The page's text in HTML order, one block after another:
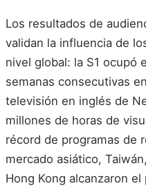
Los resultados de
validan la influencia de
nivel global: la S1 ocupó
semanas consecutivas
televisión en inglés de
millones de horas de
récord de programas de
mercado asiático,
Hong Kong alcanzaron